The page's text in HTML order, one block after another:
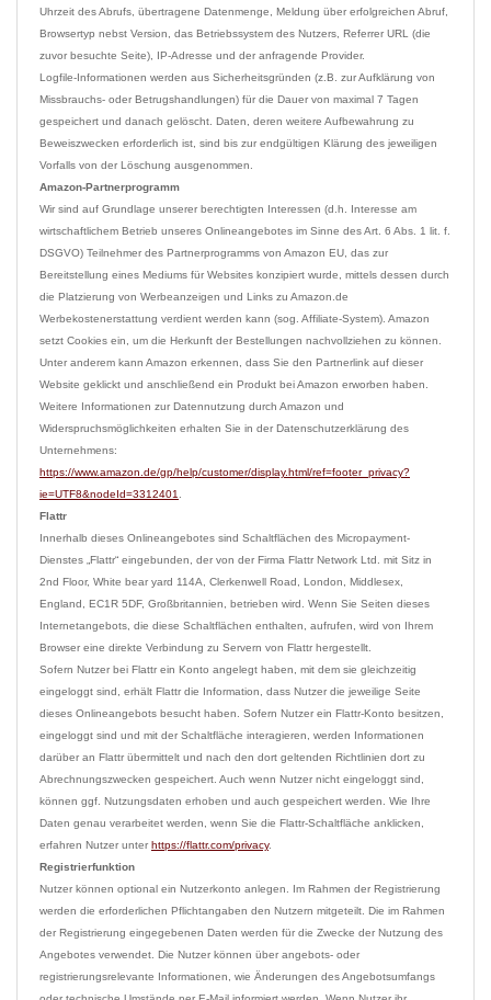
Uhrzeit des Abrufs, übertragene Datenmenge, Meldung über erfolgreichen Abruf,
Browsertyp nebst Version, das Betriebssystem des Nutzers, Referrer URL (die
zuvor besuchte Seite), IP-Adresse und der anfragende Provider.
Logfile-Informationen werden aus Sicherheitsgründen (z.B. zur Aufklärung von
Missbrauchs- oder Betrugshandlungen) für die Dauer von maximal 7 Tagen
gespeichert und danach gelöscht. Daten, deren weitere Aufbewahrung zu
Beweiszwecken erforderlich ist, sind bis zur endgültigen Klärung des jeweiligen
Amazon-Partnerprogramm
Wir sind auf Grundlage unserer berechtigten Interessen (d.h. Interesse am
wirtschaftlichem Betrieb unseres Onlineangebotes im Sinne des Art. 6 Abs. 1 lit. f.
DSGVO) Teilnehmer des Partnerprogramms von Amazon EU, das zur
Bereitstellung eines Mediums für Websites konzipiert wurde, mittels dessen durch
die Platzierung von Werbeanzeigen und Links zu Amazon.de
Werbekostenerstattung verdient werden kann (sog. Affiliate-System). Amazon
setzt Cookies ein, um die Herkunft der Bestellungen nachvollziehen zu können.
Unter anderem kann Amazon erkennen, dass Sie den Partnerlink auf dieser
Website geklickt und anschließend ein Produkt bei Amazon erworben haben.
Weitere Informationen zur Datennutzung durch Amazon und
Widerspruchsmöglichkeiten erhalten Sie in der Datenschutzerklärung des
https://www.amazon.de/gp/help/customer/display.html/ref=footer_privacy?
ie=UTF8&nodeId=3312401
Flattr
Innerhalb dieses Onlineangebotes sind Schaltflächen des Micropayment-
Dienstes „Flattr“ eingebunden, der von der Firma Flattr Network Ltd. mit Sitz in
2nd Floor, White bear yard 114A, Clerkenwell Road, London, Middlesex,
England, EC1R 5DF, Großbritannien, betrieben wird. Wenn Sie Seiten dieses
Internetangebots, die diese Schaltflächen enthalten, aufrufen, wird von Ihrem
Browser eine direkte Verbindung zu Servern von Flattr hergestellt.
Sofern Nutzer bei Flattr ein Konto angelegt haben, mit dem sie gleichzeitig
eingeloggt sind, erhält Flattr die Information, dass Nutzer die jeweilige Seite
dieses Onlineangebots besucht haben. Sofern Nutzer ein Flattr-Konto besitzen,
eingeloggt sind und mit der Schaltfläche interagieren, werden Informationen
darüber an Flattr übermittelt und nach den dort geltenden Richtlinien dort zu
Abrechnungszwecken gespeichert. Auch wenn Nutzer nicht eingeloggt sind,
können ggf. Nutzungsdaten erhoben und auch gespeichert werden. Wie Ihre
Daten genau verarbeitet werden, wenn Sie die Flattr-Schaltfläche anklicken,
erfahren Nutzer unter https://flattr.com/privacy
Registrierfunktion
Nutzer können optional ein Nutzerkonto anlegen. Im Rahmen der Registrierung
werden die erforderlichen Pflichtangaben den Nutzern mitgeteilt. Die im Rahmen
der Registrierung eingegebenen Daten werden für die Zwecke der Nutzung des
Angebotes verwendet. Die Nutzer können über angebots- oder
registrierungsrelevante Informationen, wie Änderungen des Angebotsumfangs